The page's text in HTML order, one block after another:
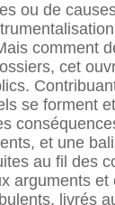
ou de
comment
cet
se forment
et une
au fil des
arguments
livrés